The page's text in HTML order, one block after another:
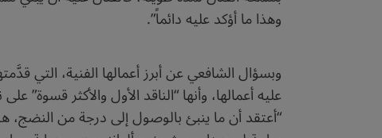
وهذا ما أؤكد عليه دائماً”.
عليه أعمالها، وأنها “الناقد الأول والأكثر
“أعتقد أن ما ينبئ بالوصول إلى درجة من النضج،